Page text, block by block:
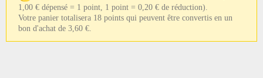
1,00 € dépensé = 1 point, 1 point = 0,20 € de réduction).
Votre panier totalisera 18 points qui peuvent être convertis en un
bon d'achat de 3,60 €.